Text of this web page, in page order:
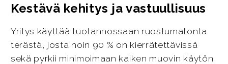
Kestävä kehitys ja vastuullisuus
Yritys käyttää tuotannossaan ruostumatonta
terästä, josta noin 90 % on kierrätettävissä
sekä pyrkii minimoimaan kaiken muovin käytön